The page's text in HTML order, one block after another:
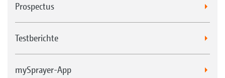
Prospectus
Testberichte
mySprayer-App